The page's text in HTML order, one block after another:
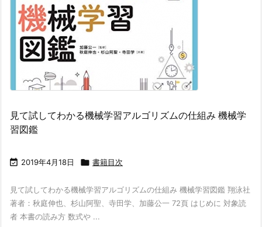
見て試してわかる機械学習アルゴリズムの仕組み 機械学
習図鑑
 2019年4月18日  書籍目次
見て試してわかる機械学習アルゴリズムの仕組み 機械学習図鑑 翔泳社
著者：秋庭伸也、杉山阿聖、寺田学、加藤公一 72頁 はじめに 対象読
者 本書の読み方 数式や ...